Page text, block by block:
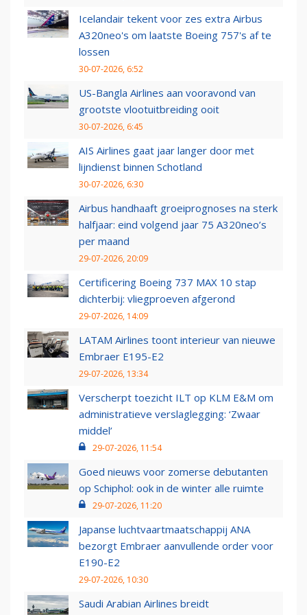
Icelandair tekent voor zes extra Airbus
A320neo's om laatste Boeing 757's af te
lossen
30-07-2026, 6:52
US-Bangla Airlines aan vooravond van
grootste vlootuitbreiding ooit
30-07-2026, 6:45
AIS Airlines gaat jaar langer door met
lijndienst binnen Schotland
30-07-2026, 6:30
Airbus handhaaft groeiprognoses na sterk
halfjaar: eind volgend jaar 75 A320neo’s
per maand
29-07-2026, 20:09
Certificering Boeing 737 MAX 10 stap
dichterbij: vliegproeven afgerond
29-07-2026, 14:09
LATAM Airlines toont interieur van nieuwe
Embraer E195-E2
29-07-2026, 13:34
Verscherpt toezicht ILT op KLM E&M om
administratieve verslaglegging: ‘Zwaar
middel’
29-07-2026, 11:54
Goed nieuws voor zomerse debutanten
op Schiphol: ook in de winter alle ruimte
29-07-2026, 11:20
Japanse luchtvaartmaatschappij ANA
bezorgt Embraer aanvullende order voor
E190-E2
29-07-2026, 10:30
Saudi Arabian Airlines breidt